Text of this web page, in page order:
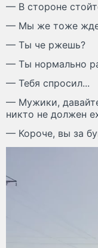
— В стороне
— Мы же тоже
— Ты че ржешь?
— Ты нормально
— Тебя спросил...
— Мужики,
никто не должен
— Короче, вы за